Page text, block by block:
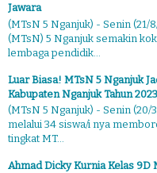
Jawara
(MTsN 5 Nganjuk) - Senin (21/
(MTsN) 5 Nganjuk semakin
lembaga pendidik...
Luar Biasa! MTsN 5 Nganjuk
Kabupaten Nganjuk Tahun 2023
(MTsN 5 Nganjuk) - Senin (20/
melalui 34 siswa/i nya
tingkat MT...
Ahmad Dicky Kurnia Kelas 9D